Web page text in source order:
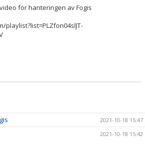
för hanteringen av Fogis
2021-10-18 15:47
2021-10-18 15:42